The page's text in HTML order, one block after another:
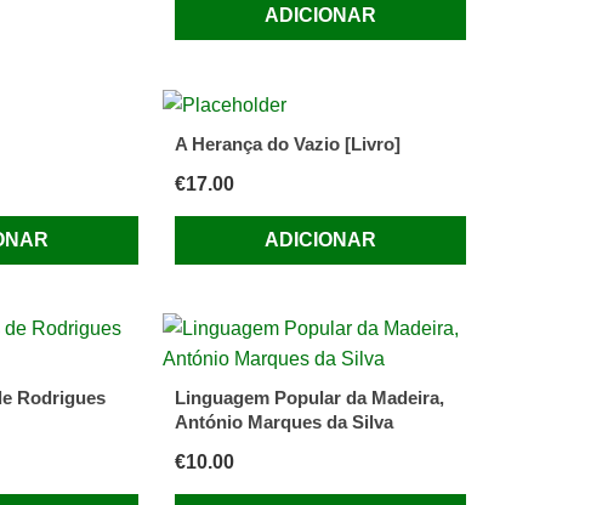
ADICIONAR
A Herança do Vazio [Livro]
€17.00
ADICIONAR
Rodrigues
Linguagem Popular da Madeira,
António Marques da Silva
€10.00